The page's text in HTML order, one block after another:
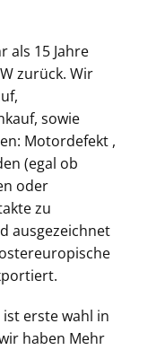
als 15 Jahre
zurück. Wir
sowie
Motordefekt ,
(egal ob
oder
zu
ausgezeichnet
ist erste wahl in
haben Mehr